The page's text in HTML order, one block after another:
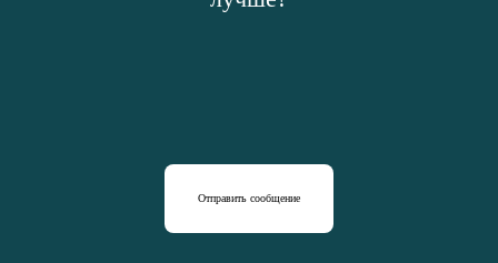
Отправить сообщение